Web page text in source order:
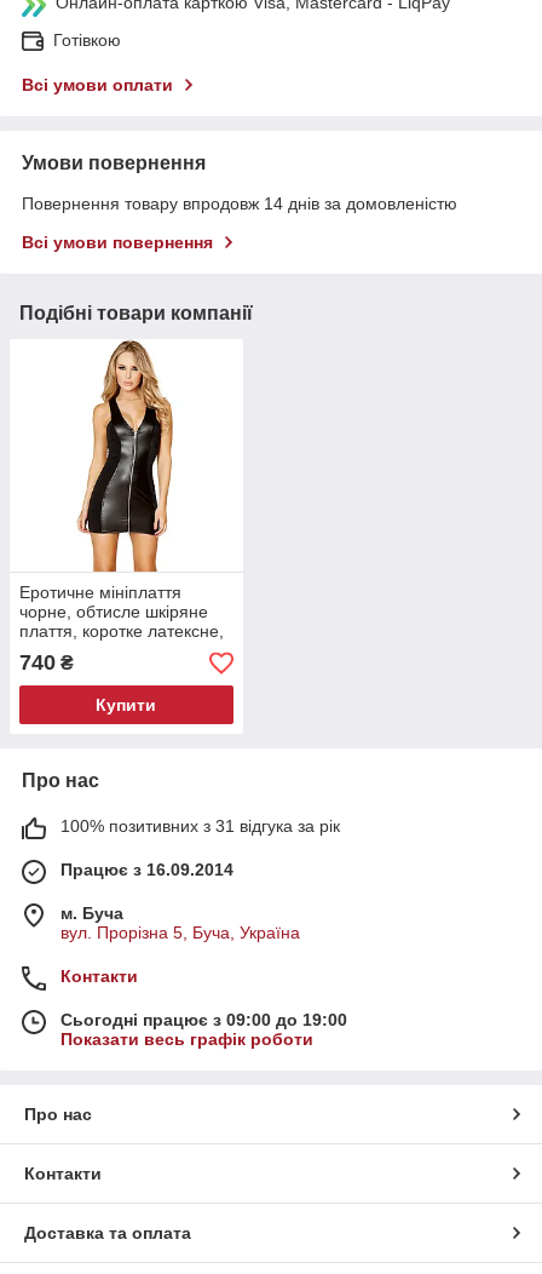
Готівкою
Всі умови оплати
Умови повернення
Повернення товару впродовж 14 днів за домовленістю
Всі умови повернення
Подібні товари компанії
Еротичне мініплаття
чорне, обтисле шкіряне
плаття, коротке латексне,
865
740 ₴
Купити
Про нас
100% позитивних з 31 відгука за рік
Працює з 16.09.2014
м. Буча
вул. Прорізна 5, Буча, Україна
Контакти
Сьогодні працює з 09:00 до 19:00
Показати весь графік роботи
Про нас
Контакти
Доставка та оплата